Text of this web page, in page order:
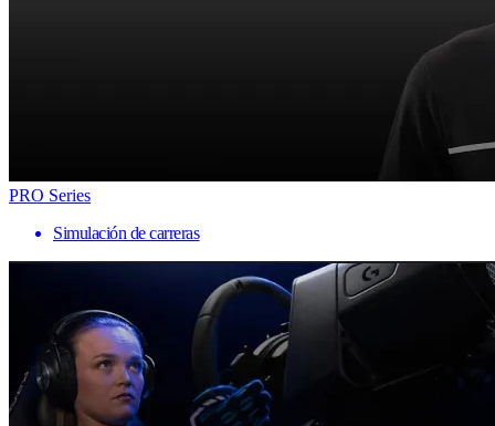
PRO Series
Simulación de carreras